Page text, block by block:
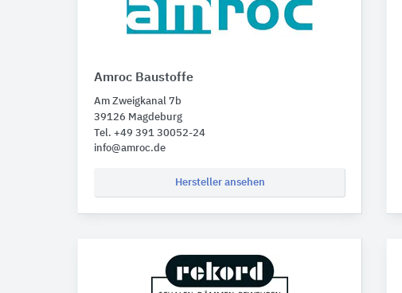
Amroc Baustoffe
Am Zweigkanal 7b
39126 Magdeburg
Tel. +49 391 30052-24
info@amroc.de
Hersteller ansehen